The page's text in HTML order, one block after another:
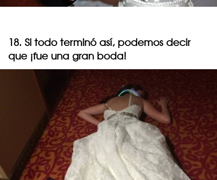
18. Si todo terminó así, podemos decir
que ¡fue una gran boda!